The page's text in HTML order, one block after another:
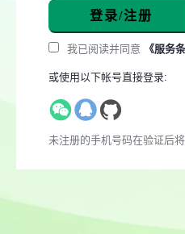
登录/注册
我已阅读并同意 《服务
或使用以下帐号直接登录:
未注册的手机号码在验证后将